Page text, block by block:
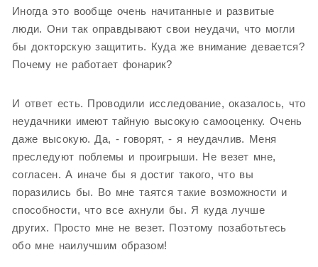
Иногда это вообще очень начитанные и развитые
люди. Они так оправдывают свои неудачи, что могли
бы докторскую защитить. Куда же внимание девается?
Почему не работает фонарик?
И ответ есть. Проводили исследование, оказалось, что
неудачники имеют тайную высокую самооценку. Очень
даже высокую. Да, - говорят, - я неудачлив. Меня
преследуют поблемы и проигрыши. Не везет мне,
согласен. А иначе бы я достиг такого, что вы
поразились бы. Во мне таятся такие возможности и
способности, что все ахнули бы. Я куда лучше
других. Просто мне не везет. Поэтому позаботьтесь
обо мне наилучшим образом!